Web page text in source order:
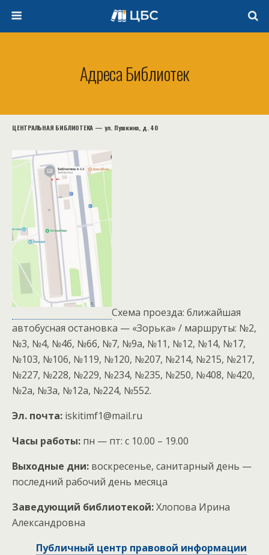
Адреса Библиотек
ЦЕНТРАЛЬНАЯ БИБЛИОТЕКА — ул. Пушкина, д. 40
Схема проезда: ближайшая
автобусная остановка — «Зорька» / маршруты: №2,
№3, №4, №4б, №6б, №7, №9а, №11, №12, №14, №17,
№103, №106, №119, №120, №207, №214, №215, №217,
№227, №228, №229, №234, №235, №250, №408, №420,
№2а, №3а, №12а, №224, №552.
Эл. почта: iskitimf1@mail.ru
Часы работы: пн — пт: с 10.00 – 19.00
Выходные дни: воскресенье, санитарный день —
последний рабочий день месяца
Заведующий библиотекой:Хлопова Ирина
Александровна
Публичный центр правовой информации